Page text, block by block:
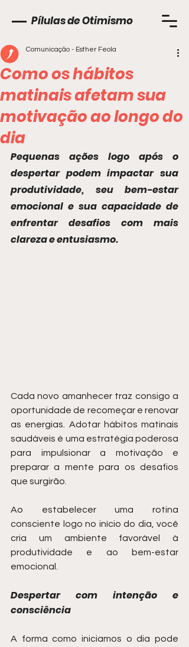
Pílulas de Otimismo
Como os hábitos
matinais afetam sua
motivação ao longo do
dia
Comunicação - Esther Feola
Pequenas ações logo após o
despertar podem impactar sua
produtividade, seu bem-estar
emocional e sua capacidade de
enfrentar desafios com mais
clareza e entusiasmo.
Cada novo amanhecer traz consigo a
oportunidade de recomeçar e renovar
as energias. Adotar hábitos matinais
saudáveis é uma estratégia poderosa
para impulsionar a motivação e
preparar a mente para os desafios
que surgirão.
Ao estabelecer uma rotina
consciente logo no início do dia, você
cria um ambiente favorável à
produtividade e ao bem-estar
emocional.
Despertar com intenção e
consciência
A forma como iniciamos o dia pode